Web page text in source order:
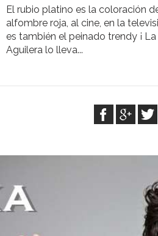
El rubio platino es la coloración
alfombre roja, al cine, en la
es también el peinado trendy ¡
Aguilera lo lleva...